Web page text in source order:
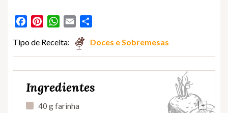
FacebookPinterestWhatsApp
Email
Tipo de Receita: Doces e Sobremesas
Ingredientes
+
40 g farinha